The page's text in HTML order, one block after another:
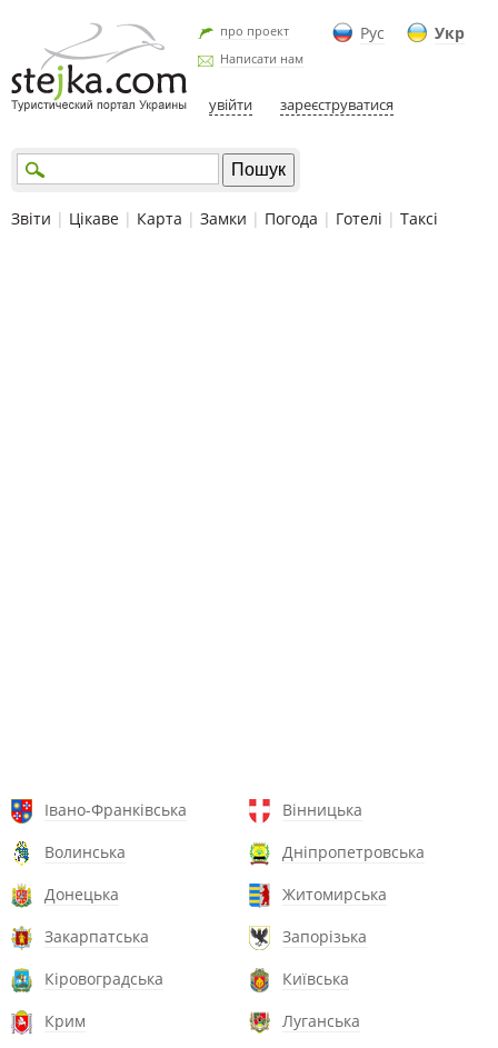
Рус Укр
про проект
Написати нам
увійти зареєструватися
Звіти | Цікаве | Карта | Замки | Погода | Готелі | Таксі
Івано-Франківська
Вінницька
Волинська
Дніпропетровська
Донецька
Житомирська
Закарпатська
Запорізька
Кіровоградська
Київська
Крим
Луганська